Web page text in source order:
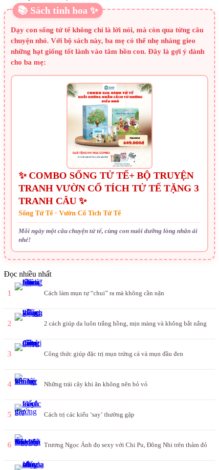
📚 Sách tinh hoa ✨
Dạy con sống tử tế không chỉ là lời nói, mà còn qua từng câu
chuyện nhỏ. Với bộ sách này, ba mẹ có thể nhẹ nhàng gieo
những hạt giống tốt lành vào tâm hồn con. Đây là gợi ý dành
cho ba mẹ:
✨ COMBO SỐNG TỬ TẾ+ BỘ TRUYỆN
TRANH VƯỜN CỔ TÍCH TỬ TẾ TẶNG 3
TRANH CÂU ✨
Sống Tử Tế · Vườn Cổ Tích Tử Tế
Mỗi ngày một câu chuyện tử tế, cùng con nuôi dưỡng lòng nhân ái
nhé!
Đọc nhiều nhất
1 Cách làm mụn tự “chui” ra mà không cần nặn
2 2 cách giúp da luôn trắng hồng, mịn màng và không bắt nắng
3 Công thức giúp đặc trị mụn trứng cá và mụn đầu đen
4 Những trái cây khi ăn không nên bỏ vỏ
5 Cách trị các kiểu ‘say’ thường gặp
6 Trương Ngọc Ánh đọ sexy với Chi Pu, Đông Nhi trên thảm đỏ